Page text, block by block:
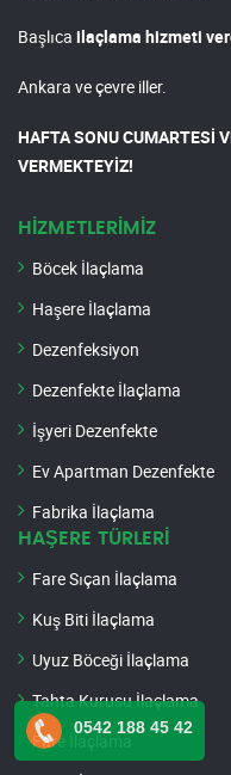
Başlıca ilaçlama hizmeti
Ankara ve çevre iller.
HAFTA SONU CUMARTESİ
VERMEKTEYİZ!
HİZMETLERİMİZ
Böcek İlaçlama
Haşere İlaçlama
Dezenfeksiyon
Dezenfekte İlaçlama
İşyeri Dezenfekte
Ev Apartman Dezenfekte
Fabrika İlaçlama
HAŞERE TÜRLERİ
Fare Sıçan İlaçlama
Kuş Biti İlaçlama
Uyuz Böceği İlaçlama
Tahta Kurusu İlaçlama
Fare İlaçlama
0542 188 45 42